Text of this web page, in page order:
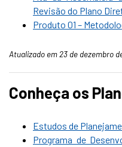
Revisão do Plano
Produto 01 –
Atualizado em 23 de dezembro
Conheça os
Estudos de
Programa de